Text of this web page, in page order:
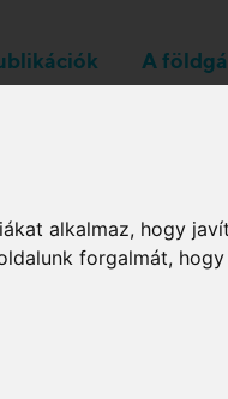
alkalmaz, hogy
forgalmát,
A